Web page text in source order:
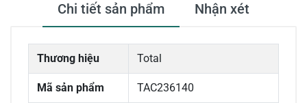
Chi tiết sản phẩm Nhận xét
Thương hiệu Total
Mã sản phẩm TAC236140